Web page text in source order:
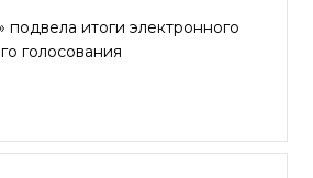
подвела итоги электронного
голосования